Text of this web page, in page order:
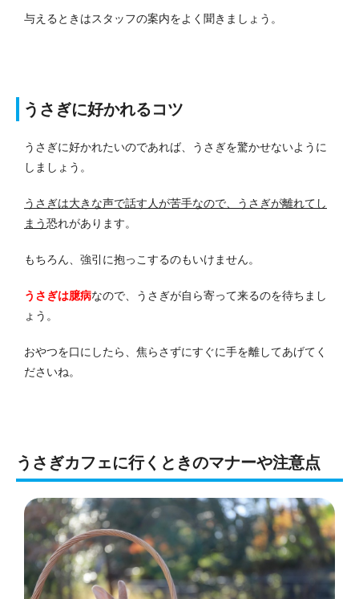
与えるときはスタッフの案内をよく聞きましょう。
うさぎに好かれるコツ
うさぎに好かれたいのであれば、うさぎを驚かせないように
しましょう。
うさぎは大きな声で話す人が苦手なので、うさぎが離れてし
まう恐れがあります。
もちろん、強引に抱っこするのもいけません。
うさぎは臆病なので、うさぎが自ら寄って来るのを待ちまし
ょう。
おやつを口にしたら、焦らさずにすぐに手を離してあげてく
ださいね。
うさぎカフェに行くときのマナーや注意点